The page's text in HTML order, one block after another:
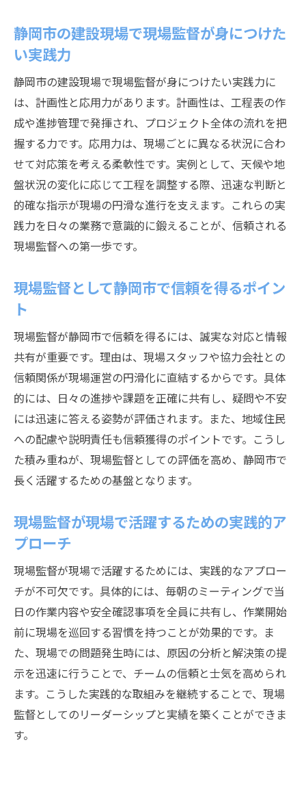
現場監督の強みを実務経験から引き出す方
法
現場監督が現場で培う信頼の積み重ね方
現場監督の能力が実務で磨かれる理由とは
現場監督を目指すなら必見のスキル一覧
現場監督に必要なスキルを一覧でご紹介
現場監督を目指す方におすすめの能力
現場監督に欠かせないスキルを体系的に解
説
現場監督を目指すなら押さえたいスキル集
現場監督として知っておきたい知識のまと
現場監督に求められる実務スキルの全貌
現場監督が静岡市で成長するためのステッ
プ
現場監督として静岡市でキャリアアップす
る方法
現場監督が静岡市で実力を伸ばす学び方
現場監督として静岡市の現場で成長する秘
訣
ト
現場監督が静岡市で実践力を高める方法
現場監督として信頼を得るための実践知
現場監督が信頼を得るための具体的実践知
現場監督に必要な信頼構築のノウハウ
現場監督が現場で信頼される実践的な工夫
現場監督として信頼を積み上げるポイント
現場監督が実務で信頼を勝ち取る方法
現場監督に求められる信頼と人間力の磨き
静岡市の建設現場で現場監督が身につけた
い実践力
静岡市の建設現場で現場監督が身につけたい実践力に
は、計画性と応用力があります。計画性は、工程表の作
成や進捗管理で発揮され、プロジェクト全体の流れを把
握する力です。応用力は、現場ごとに異なる状況に合わ
せて対応策を考える柔軟性です。実例として、天候や地
盤状況の変化に応じて工程を調整する際、迅速な判断と
的確な指示が現場の円滑な進行を支えます。これらの実
践力を日々の業務で意識的に鍛えることが、信頼される
現場監督への第一歩です。
現場監督として静岡市で信頼を得るポイン
ト
現場監督が静岡市で信頼を得るには、誠実な対応と情報
共有が重要です。理由は、現場スタッフや協力会社との
信頼関係が現場運営の円滑化に直結するからです。具体
的には、日々の進捗や課題を正確に共有し、疑問や不安
には迅速に答える姿勢が評価されます。また、地域住民
への配慮や説明責任も信頼獲得のポイントです。こうし
た積み重ねが、現場監督としての評価を高め、静岡市で
長く活躍するための基盤となります。
現場監督が現場で活躍するための実践的ア
プローチ
現場監督が現場で活躍するためには、実践的なアプロー
チが不可欠です。具体的には、毎朝のミーティングで当
日の作業内容や安全確認事項を全員に共有し、作業開始
前に現場を巡回する習慣を持つことが効果的です。ま
た、現場での問題発生時には、原因の分析と解決策の提
示を迅速に行うことで、チームの信頼と士気を高められ
ます。こうした実践的な取組みを継続することで、現場
監督としてのリーダーシップと実績を築くことができま
す。